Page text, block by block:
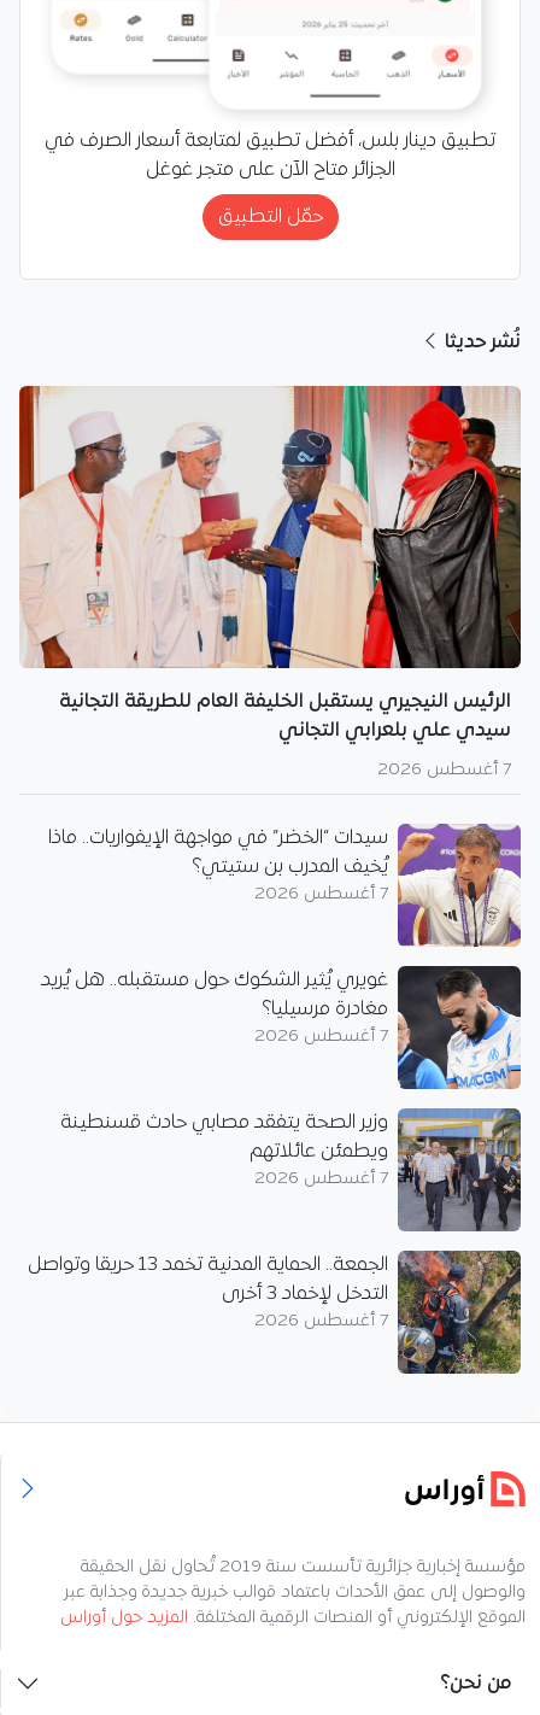
تطبيق دينار بلس، أفضل تطبيق لمتابعة أسعار الصرف في
الجزائر متاح الآن على متجر غوغل
حمّل التطبيق
نُشر حديثا
الرئيس النيجيري يستقبل الخليفة العام للطريقة التجانية
سيدي علي بلعرابي التجاني
7 أغسطس 2026
سيدات “الخضر” في مواجهة الإيفواريات.. ماذا
يُخيف المدرب بن ستيتي؟
7 أغسطس 2026
غويري يُثير الشكوك حول مستقبله.. هل يُريد
مغادرة مرسيليا؟
7 أغسطس 2026
وزير الصحة يتفقد مصابي حادث قسنطينة
ويطمئن عائلاتهم
7 أغسطس 2026
الجمعة.. الحماية المدنية تخمد 13 حريقا وتواصل
التدخل لإخماد 3 أخرى
7 أغسطس 2026
مؤسسة إخبارية جزائرية تأسست سنة 2019 تُحاول نقل الحقيقة
والوصول إلى عمق الأحداث باعتماد قوالب خبرية جديدة وجذابة عبر
الموقع الإلكتروني أو المنصات الرقمية المختلفة. المزيد حول أوراس
من نحن؟